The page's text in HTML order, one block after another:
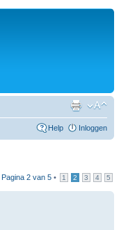
Help Inloggen
Pagina 2 van 5 • 1 2 3 4 5